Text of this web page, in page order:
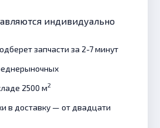
индивидуально
запчасти за 2-7 минут
2500 м2
в доставку — от двадцати